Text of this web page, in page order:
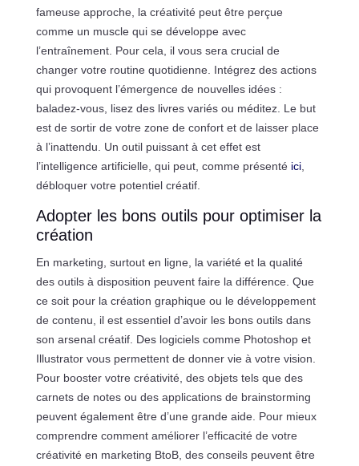
fameuse approche, la créativité peut être perçue
comme un muscle qui se développe avec
l’entraînement. Pour cela, il vous sera crucial de
changer votre routine quotidienne. Intégrez des actions
qui provoquent l’émergence de nouvelles idées :
baladez-vous, lisez des livres variés ou méditez. Le but
est de sortir de votre zone de confort et de laisser place
à l’inattendu. Un outil puissant à cet effet est
l’intelligence artificielle, qui peut, comme présenté ici,
débloquer votre potentiel créatif.
Adopter les bons outils pour optimiser la
création
En marketing, surtout en ligne, la variété et la qualité
des outils à disposition peuvent faire la différence. Que
ce soit pour la création graphique ou le développement
de contenu, il est essentiel d’avoir les bons outils dans
son arsenal créatif. Des logiciels comme Photoshop et
Illustrator vous permettent de donner vie à votre vision.
Pour booster votre créativité, des objets tels que des
carnets de notes ou des applications de brainstorming
peuvent également être d’une grande aide. Pour mieux
comprendre comment améliorer l’efficacité de votre
créativité en marketing BtoB, des conseils peuvent être